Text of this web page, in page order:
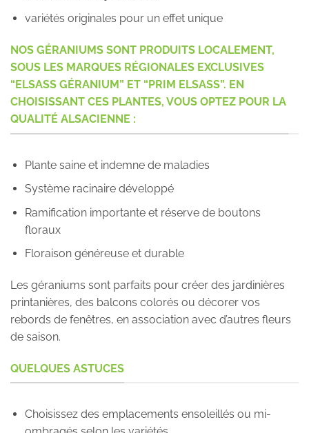
variétés originales pour un effet unique
NOS GÉRANIUMS SONT PRODUITS LOCALEMENT,
SOUS LES MARQUES RÉGIONALES EXCLUSIVES
“ELSASS GÉRANIUM” ET “PRIM ELSASS”. EN
CHOISISSANT CES PLANTES, VOUS OPTEZ POUR LA
QUALITÉ ALSACIENNE :
Plante saine et indemne de maladies
Système racinaire développé
Ramification importante et réserve de boutons
floraux
Floraison généreuse et durable
Les géraniums sont parfaits pour créer des jardinières
printanières, des balcons colorés ou décorer vos
rebords de fenêtres, en association avec d’autres fleurs
de saison.
QUELQUES ASTUCES
Choisissez des emplacements ensoleillés ou mi-